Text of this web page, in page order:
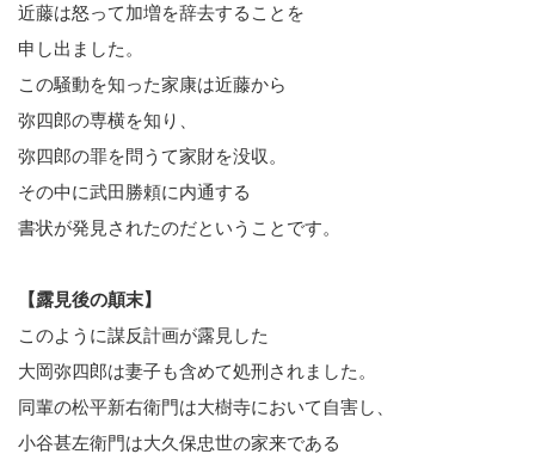
近藤は怒って加増を辞去することを
申し出ました。
この騒動を知った家康は近藤から
弥四郎の専横を知り、
弥四郎の罪を問うて家財を没収。
その中に武田勝頼に内通する
書状が発見されたのだということです。
【露見後の顛末】
このように謀反計画が露見した
大岡弥四郎は妻子も含めて処刑されました。
同輩の松平新右衛門は大樹寺において自害し、
小谷甚左衛門は大久保忠世の家来である